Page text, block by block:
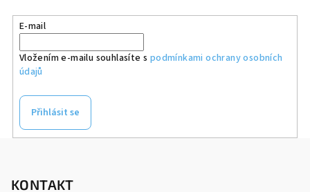
E-mail
Vložením e-mailu souhlasíte s podmínkami ochrany osobních
údajů
Přihlásit se
KONTAKT